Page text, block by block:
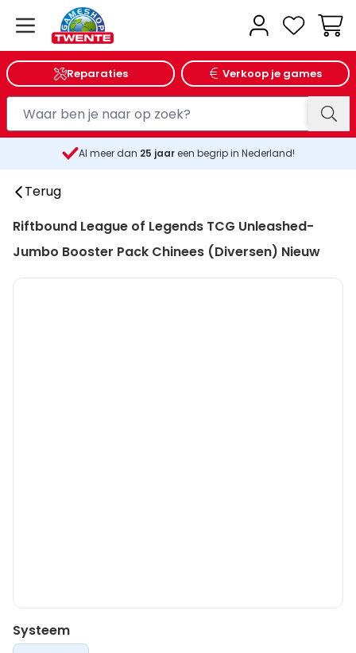
Reparaties Verkoop je games
Al meer dan 25 jaareen begrip in Nederland!
Terug
Riftbound League of Legends TCG Unleashed-
Jumbo Booster Pack Chinees (Diversen) Nieuw
Systeem